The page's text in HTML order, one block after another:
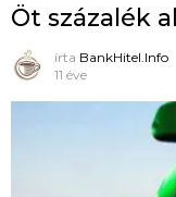
Öt százalék
írta BankHitel.Info
11 éve